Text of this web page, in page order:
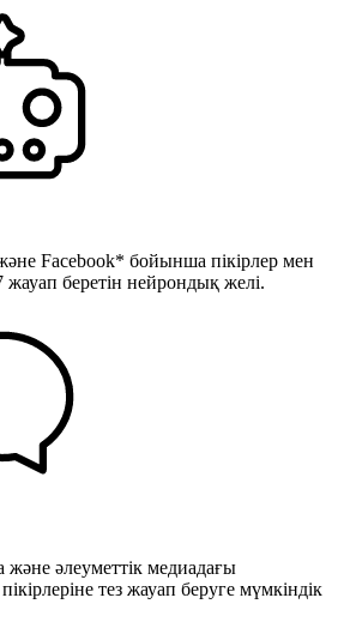
Facebook* бойынша пікірлер мен
жауап беретін нейрондық желі.
әлеуметтік медиадағы
тез жауап беруге мүмкіндік